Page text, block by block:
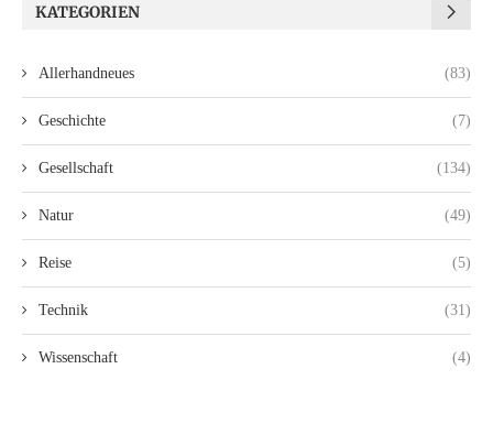
KATEGORIEN
Allerhandneues (83)
Geschichte (7)
Gesellschaft (134)
Natur (49)
Reise (5)
Technik (31)
Wissenschaft (4)